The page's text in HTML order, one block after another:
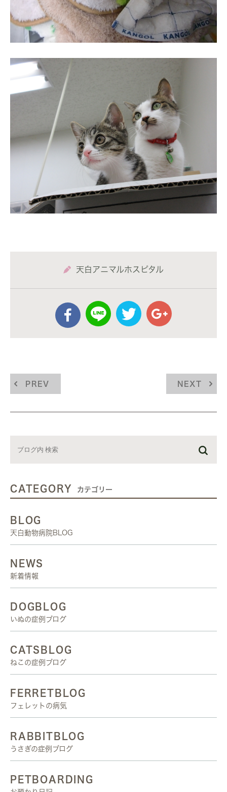
天白アニマルホスピタル
PREV NEXT
CATEGORY カテゴリー
BLOG
天白動物病院BLOG
NEWS
新着情報
DOGBLOG
いぬの症例ブログ
CATSBLOG
ねこの症例ブログ
FERRETBLOG
フェレットの病気
RABBITBLOG
うさぎの症例ブログ
PETBOARDING